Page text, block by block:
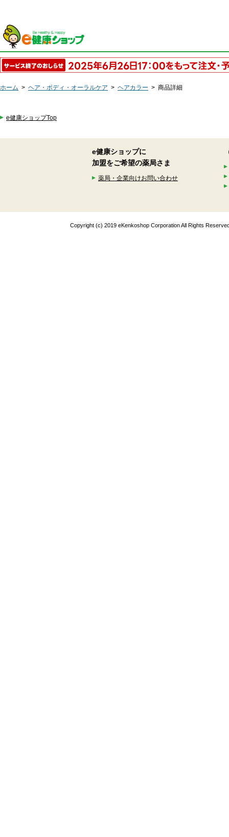
ホーム > ヘア・ボディ・オーラルケア > ヘアカラー > 商品詳細
e健康ショップTop
e健康ショップに
加盟をご希望の薬局さま
薬局・企業向けお問い合わせ
Copyright (c) 2019 eKenkoshop Corporation All Rights